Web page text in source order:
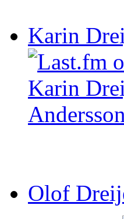
Karin
Olof